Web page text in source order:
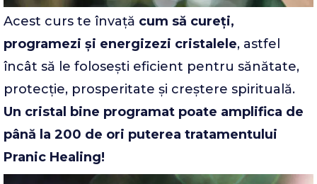
Acest curs te învață cum să cureți,
programezi și energizezi cristalele, astfel
încât să le folosești eficient pentru sănătate,
protecție, prosperitate și creștere spirituală.
Un cristal bine programat poate amplifica de
până la 200 de ori puterea tratamentului
Pranic Healing!